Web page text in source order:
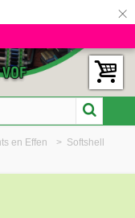
×
en Effen > Softshell